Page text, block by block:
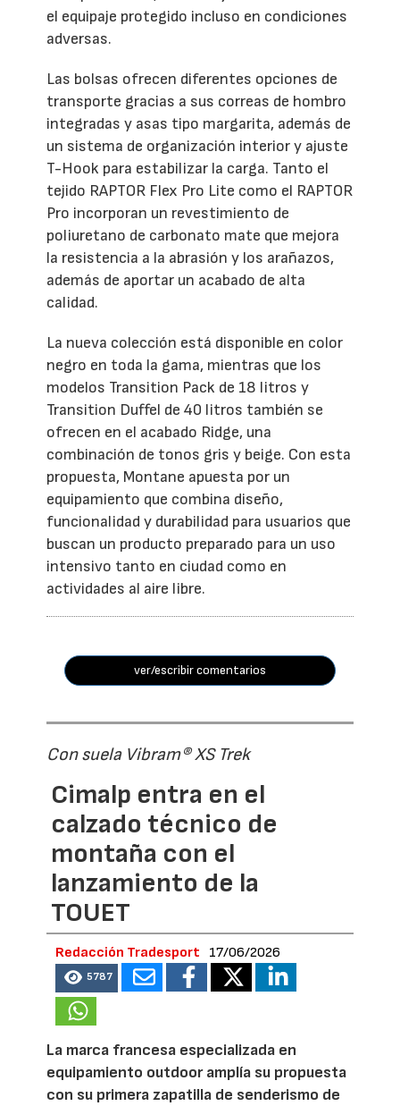
el equipaje protegido incluso en condiciones
adversas.
Las bolsas ofrecen diferentes opciones de
transporte gracias a sus correas de hombro
integradas y asas tipo margarita, además de
un sistema de organización interior y ajuste
T-Hook para estabilizar la carga. Tanto el
tejido RAPTOR Flex Pro Lite como el RAPTOR
Pro incorporan un revestimiento de
poliuretano de carbonato mate que mejora
la resistencia a la abrasión y los arañazos,
además de aportar un acabado de alta
calidad.
La nueva colección está disponible en color
negro en toda la gama, mientras que los
modelos Transition Pack de 18 litros y
Transition Duffel de 40 litros también se
ofrecen en el acabado Ridge, una
combinación de tonos gris y beige. Con esta
propuesta, Montane apuesta por un
equipamiento que combina diseño,
funcionalidad y durabilidad para usuarios que
buscan un producto preparado para un uso
intensivo tanto en ciudad como en
actividades al aire libre.
ver/escribir comentarios
Con suela Vibram® XS Trek
Cimalp entra en el
calzado técnico de
montaña con el
lanzamiento de la
TOUET
Redacción Tradesport 17/06/2026
5787
La marca francesa especializada en
equipamiento outdoor amplía su propuesta
con su primera zapatilla de senderismo de